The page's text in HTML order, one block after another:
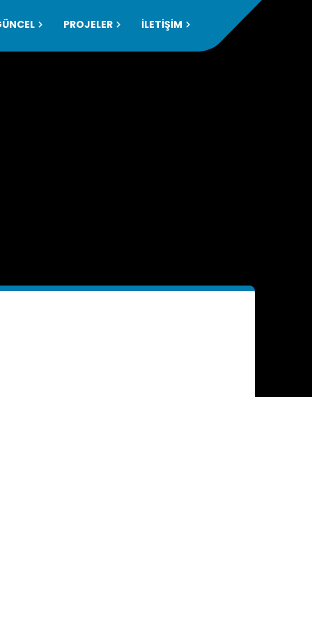
PROJELER İLETİŞİM